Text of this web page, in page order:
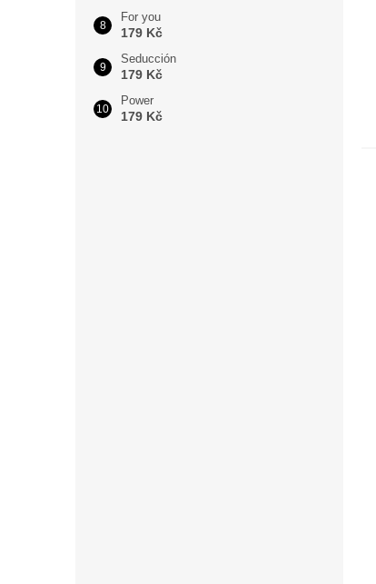
For you
179 Kč
Seducción
179 Kč
Power
179 Kč